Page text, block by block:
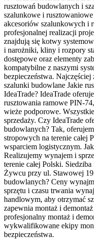
rusztowań budowlanych i
szalunkowe i
akcesoriów szalunkowych i
profesjonalnej realizacji
znajdują się kotwy
i narożniki, kliny i rozpory
dostępowe oraz elementy
kompatybilne z naszymi
bezpieczeństwa.
szalunki budowlane Jakie
IdeaTrade? IdeaTrade
rusztowania ramowe PIN-
wieże podporowe.
sprzedaży. Czy IdeaTrade
budowlanych? Tak,
stropowych na terenie całej
wsparciem logistycznym.
Realizujemy wynajem i
terenie całej Polski.
Żywcu przy ul. Stawowej
budowlanych? Ceny
sprzętu i czasu trwania
handlowym, aby otrzymać
zapewnia montaż i
profesjonalny montaż i
wykwalifikowane ekipy
bezpieczeństwa.